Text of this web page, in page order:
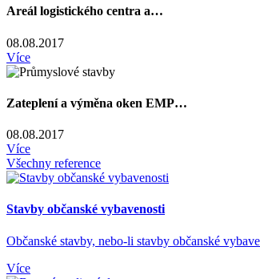
Areál logistického centra a…
08.08.2017
Více
Zateplení a výměna oken EMP…
08.08.2017
Více
Všechny reference
Stavby občanské vybavenosti
Občanské stavby, nebo-li stavby občanské
Více